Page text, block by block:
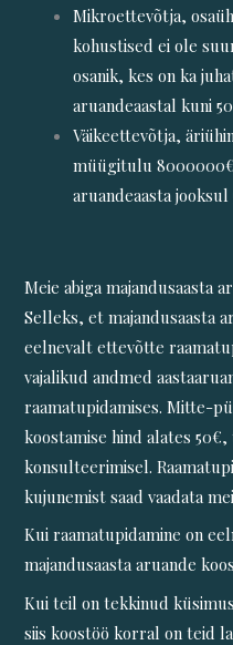
Mikroettevõtja,
kohustised ei ole
osanik, kes on ka
aruandeaastal kuni
Väikeettevõtja,
müügitulu
aruandeaasta jooksul
Meie abiga majandusaasta
Selleks, et majandusaasta
eelnevalt ettevõtte
vajalikud andmed
raamatupidamises. Mitte-
koostamise hind alates
konsulteerimisel.
kujunemist saad vaadata
Kui raamatupidamine on
majandusaasta aruande
Kui teil on tekkinud
siis koostöö korral on teid